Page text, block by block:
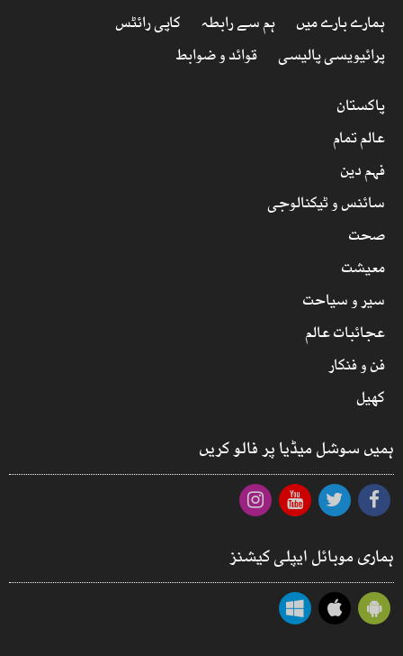
ہمارے بارے میں ہم سے رابطہ
کاپی رائٹس
پرائیویسی پالیسی
قوائد و ضوابط
پاکستان
عالم تمام
فہم دین
سائنس و ٹیکنالوجی
صحت
معیشت
سیر و سیاحت
عجائبات عالم
فن و فنکار
کھیل
ہمیں سوشل میڈیا پر فالو کریں
ہماری موبائل ایپلی کیشنز